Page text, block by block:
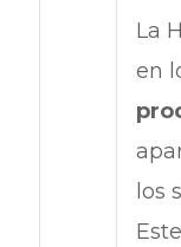
La
en
los